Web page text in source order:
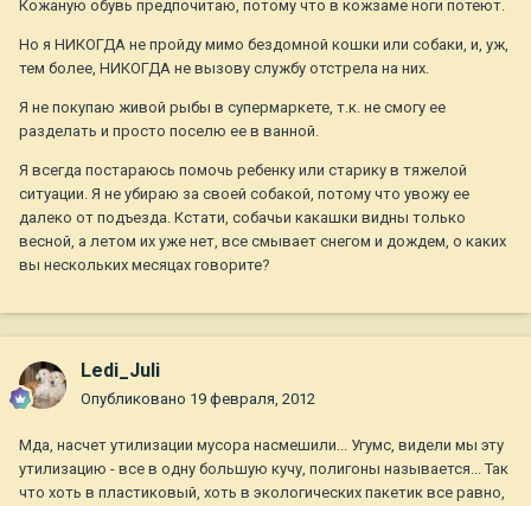
Кожаную обувь предпочитаю, потому что в кожзаме ноги потеют.
Но я НИКОГДА не пройду мимо бездомной кошки или собаки, и, уж,
тем более, НИКОГДА не вызову службу отстрела на них.
Я не покупаю живой рыбы в супермаркете, т.к. не смогу ее
разделать и просто поселю ее в ванной.
Я всегда постараюсь помочь ребенку или старику в тяжелой
ситуации. Я не убираю за своей собакой, потому что увожу ее
далеко от подъезда. Кстати, собачьи какашки видны только
весной, а летом их уже нет, все смывает снегом и дождем, о каких
вы нескольких месяцах говорите?
Ledi_Juli
Опубликовано 19 февраля, 2012
Мда, насчет утилизации мусора насмешили... Угумс, видели мы эту
утилизацию - все в одну большую кучу, полигоны называется... Так
что хоть в пластиковый, хоть в экологических пакетик все равно,